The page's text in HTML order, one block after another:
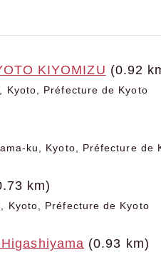
KIYOMIZU (0.92
Kyoto, Préfecture de Kyoto
ku, Kyoto, Préfecture de
km)
Kyoto, Préfecture de Kyoto
(0.93 km)